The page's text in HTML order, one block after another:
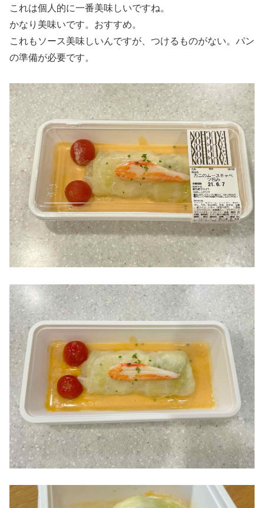
これは個人的に一番美味しいですね。
かなり美味いです。おすすめ。
これもソース美味しいんですが、つけるものがない。パン
の準備が必要です。